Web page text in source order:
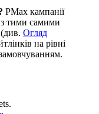
PMax кампанії
з тими самими
Огляд
на рівні